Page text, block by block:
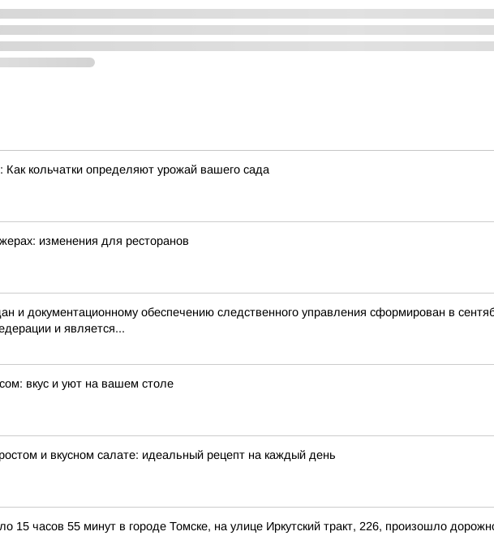
кольчатки определяют урожай вашего сада
изменения для ресторанов
и документационному обеспечению следственного управления сформирован в
и является...
вкус и уют на вашем столе
и вкусном салате: идеальный рецепт на каждый день
15 часов 55 минут в городе Томске, на улице Иркутский тракт, 226, произошло